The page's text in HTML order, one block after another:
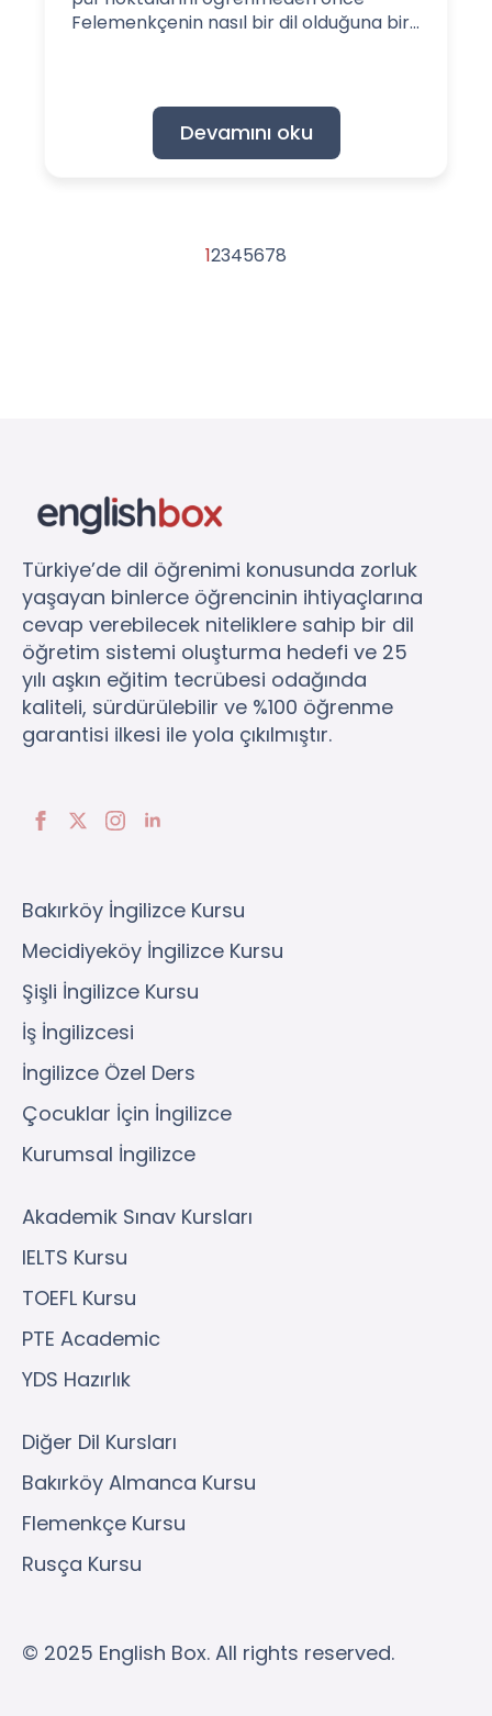
Felemenkçenin nasıl bir dil olduğuna bir...
Devamını oku
12345678
Türkiye’de dil öğrenimi konusunda zorluk
yaşayan binlerce öğrencinin ihtiyaçlarına
cevap verebilecek niteliklere sahip bir dil
öğretim sistemi oluşturma hedefi ve 25
yılı aşkın eğitim tecrübesi odağında
kaliteli, sürdürülebilir ve %100 öğrenme
garantisi ilkesi ile yola çıkılmıştır.
Bakırköy İngilizce Kursu
Mecidiyeköy İngilizce Kursu
Şişli İngilizce Kursu
İş İngilizcesi
İngilizce Özel Ders
Çocuklar İçin İngilizce
Kurumsal İngilizce
Akademik Sınav Kursları
IELTS Kursu
TOEFL Kursu
PTE Academic
YDS Hazırlık
Diğer Dil Kursları
Bakırköy Almanca Kursu
Flemenkçe Kursu
Rusça Kursu
© 2025 English Box. All rights reserved.